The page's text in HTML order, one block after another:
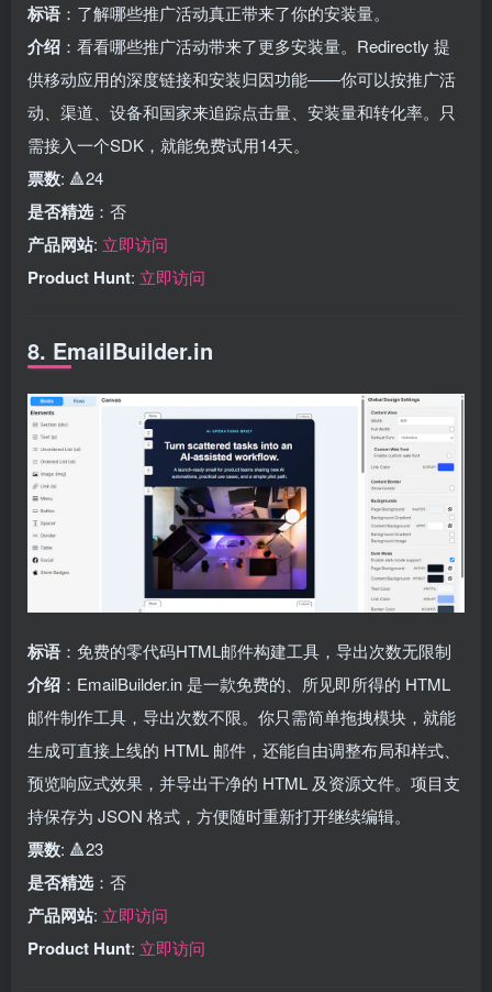
标语 ：了解哪些推广活动真正带来了你的安装量。
介绍 ：看看哪些推广活动带来了更多安装量。Redirectly 提
供移动应用的深度链接和安装归因功能——你可以按推广活
动、渠道、设备和国家来追踪点击量、安装量和转化率。只
需接入一个SDK，就能免费试用14天。
票数: 🔺24
是否精选 ：否
产品网站: 立即访问
Product Hunt: 立即访问
8. EmailBuilder.in
标语 ：免费的零代码HTML邮件构建工具，导出次数无限制
介绍 ：EmailBuilder.in 是一款免费的、所见即所得的 HTML
邮件制作工具，导出次数不限。你只需简单拖拽模块，就能
生成可直接上线的 HTML 邮件，还能自由调整布局和样式、
预览响应式效果，并导出干净的 HTML 及资源文件。项目支
持保存为 JSON 格式，方便随时重新打开继续编辑。
票数: 🔺23
是否精选 ：否
产品网站: 立即访问
Product Hunt: 立即访问